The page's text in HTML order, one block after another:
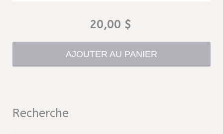
20,00 $
AJOUTER AU PANIER
Recherche